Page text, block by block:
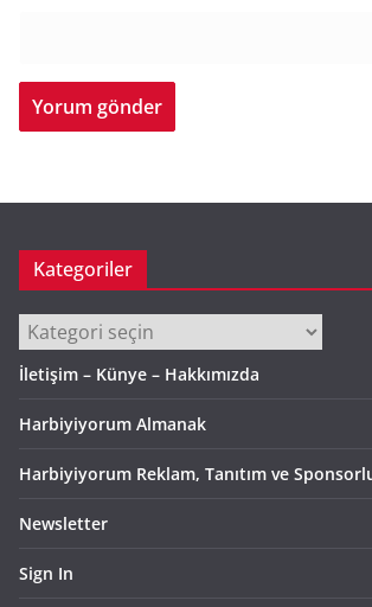
Kategoriler
Kategoriler
İletişim – Künye – Hakkımızda
Harbiyiyorum Almanak
Harbiyiyorum Reklam, Tanıtım ve
Newsletter
Sign In